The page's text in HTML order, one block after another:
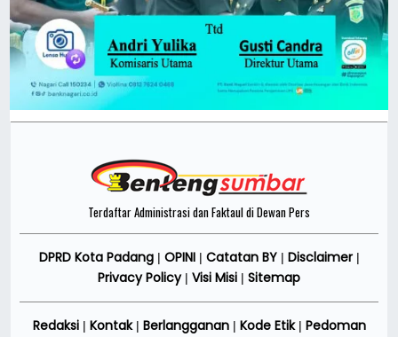
Terdaftar Administrasi dan Faktaul di Dewan Pers
DPRD Kota Padang| OPINI Catatan BY| Disclaimer|
Privacy Policy| Visi Misi Sitemap
Redaksi| Kontak| Berlangganan| Kode Etik| Pedoman